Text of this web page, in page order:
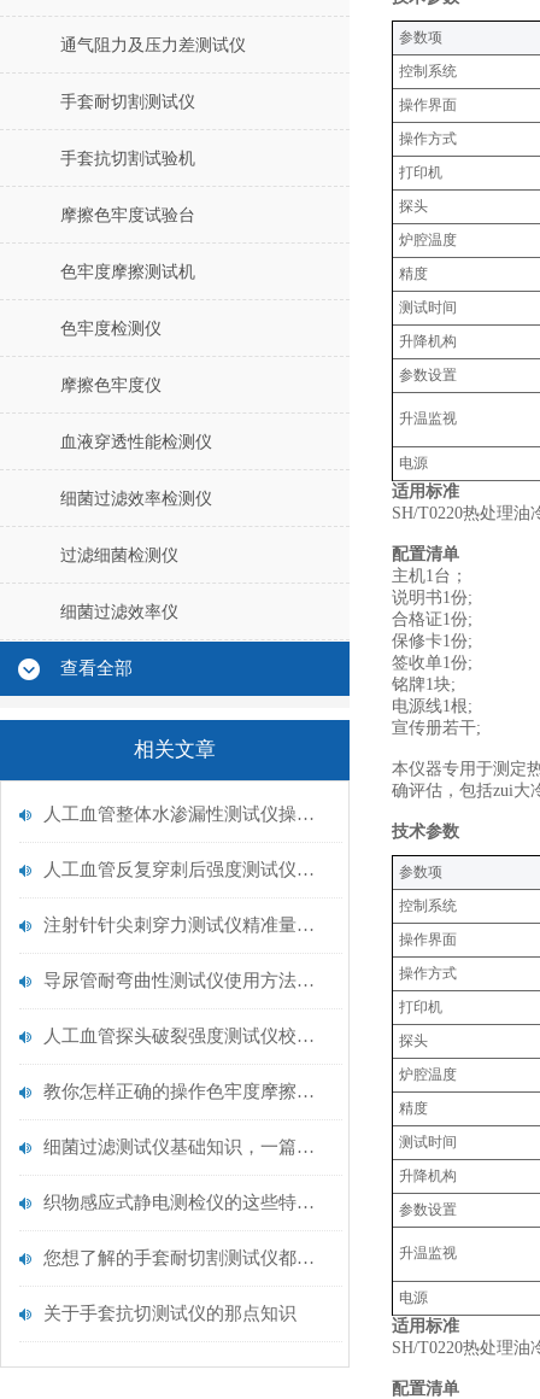
通气阻力及压力差测试仪
手套耐切割测试仪
手套抗切割试验机
摩擦色牢度试验台
色牢度摩擦测试机
色牢度检测仪
摩擦色牢度仪
血液穿透性能检测仪
细菌过滤效率检测仪
过滤细菌检测仪
细菌过滤效率仪
查看全部
相关文章
人工血管整体水渗漏性测试仪操作中最容易出错的步骤
人工血管反复穿刺后强度测试仪是什么？透析患者的“生命管“质量靠它把关！
注射针针尖刺穿力测试仪精准量化针尖锋利度，构筑临床安全防线
导尿管耐弯曲性测试仪使用方法与操作规范
人工血管探头破裂强度测试仪校准规范：精准赋能医疗安全的技术基准
教你怎样正确的操作色牢度摩擦测试机
细菌过滤测试仪基础知识，一篇搞定
织物感应式静电测检仪的这些特点很少有人都知道
您想了解的手套耐切割测试仪都在这里了
关于手套抗切测试仪的那点知识
‌参数项‌
控制系统
操作界面
操作方式
打印机
探头
炉腔温度
精度
测试时间
升降机构
参数设置
升温监视
电源
适用标准
SH/T0220热处理油
配置清单
主机1台；
说明书1份;
合格证1份;
保修卡1份;
签收单1份;
铭牌1块;
电源线1根;
宣传册若干;
本仪器专用于测定
确评估，包括zui大
技术参数
‌参数项‌
控制系统
操作界面
操作方式
打印机
探头
炉腔温度
精度
测试时间
升降机构
参数设置
升温监视
电源
适用标准
SH/T0220热处理油
配置清单